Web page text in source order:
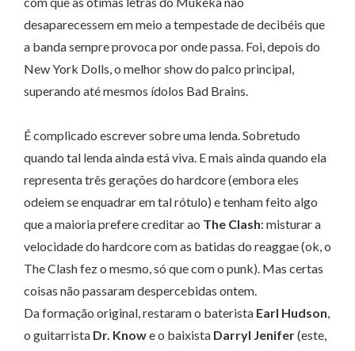
desaparecessem em meio a tempestade de decibéis que
a banda sempre provoca por onde passa. Foi, depois do
New York Dolls, o melhor show do palco principal,
superando até mesmos ídolos Bad Brains.
É complicado escrever sobre uma lenda. Sobretudo
quando tal lenda ainda está viva. E mais ainda quando ela
representa três gerações do hardcore (embora eles
odeiem se enquadrar em tal rótulo) e tenham feito algo
que a maioria prefere creditar ao The Clash: misturar a
velocidade do hardcore com as batidas do reaggae (ok, o
The Clash fez o mesmo, só que com o punk). Mas certas
coisas não passaram despercebidas ontem.
Da formação original, restaram o baterista Earl Hudson,
o guitarrista Dr. Knowe o baixista Darryl Jenifer(este,